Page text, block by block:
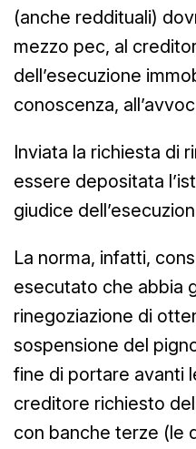
(anche reddituali)
mezzo pec, al
dell’esecuzione
conoscenza,
Inviata la richiesta di
essere depositata
giudice
La norma, infatti,
esecutato che abbia
rinegoziazione di
sospensione del
fine di portare avanti
creditore richiesto
con banche terze (le